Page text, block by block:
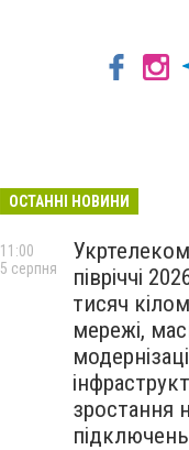
ОСТАННІ НОВИНИ
півріччі
тисяч
мережі,
зростання
підключень
11:00
5 серпня